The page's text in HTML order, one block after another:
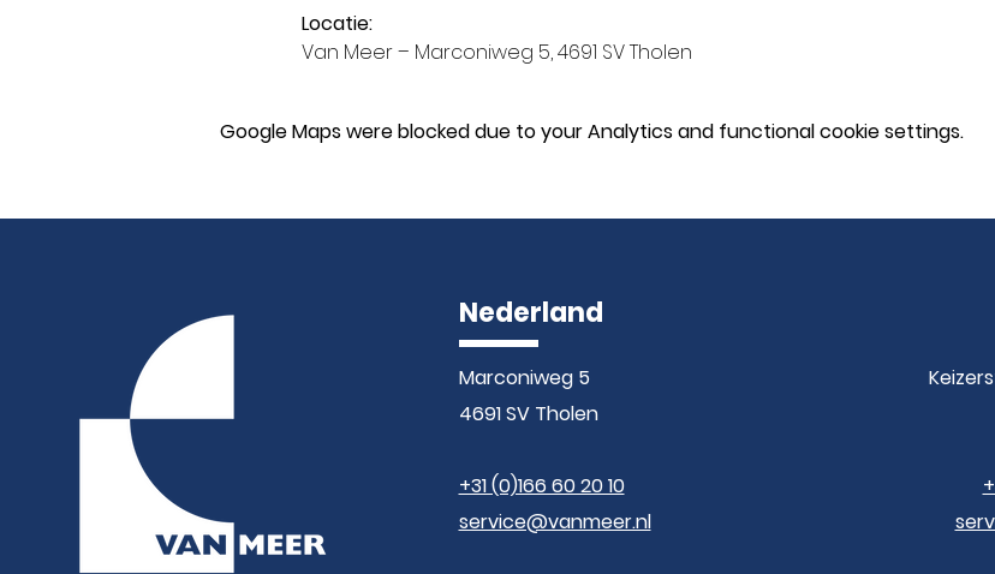
Locatie:
Van Meer – Marconiweg 5, 4691 SV Tholen
Google Maps were blocked due to your Analytics and functional cookie settings.
Nederland
Marconiweg 5
4691 SV Tholen
+31 (0)166 60 20 10
service@vanmeer.nl